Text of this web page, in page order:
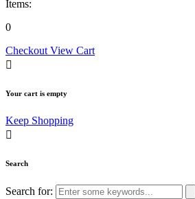
Items:
0
Checkout View Cart
Your cart is empty
Keep Shopping
Search
Search for: